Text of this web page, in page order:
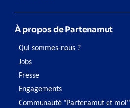
À propos de Partenamut
Qui sommes-nous ?
Jobs
Presse
Engagements
Communauté "Partenamut et moi"